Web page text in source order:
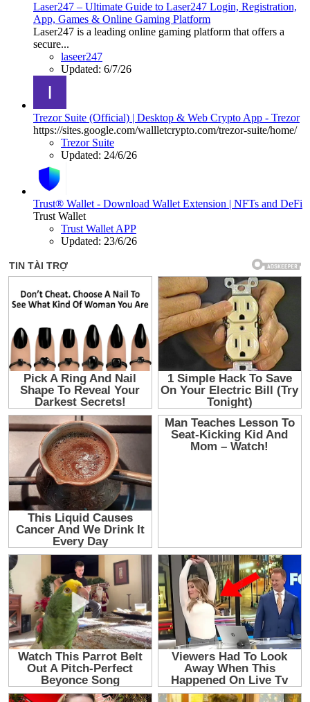
Laser247 – Ultimate Guide to Laser247 Login, Registration,
App, Games & Online Gaming Platform
Laser247 is a leading online gaming platform that offers a
secure...
laseer247
Updated: 6/7/26
Trezor Suite (Official) | Desktop & Web Crypto App - Trezor
https://sites.google.com/wallletcrypto.com/trezor-suite/home/
Trezor Suite
Updated: 24/6/26
Trust® Wallet - Download Wallet Extension | NFTs and DeFi
Trust Wallet
Trust Wallet APP
Updated: 23/6/26